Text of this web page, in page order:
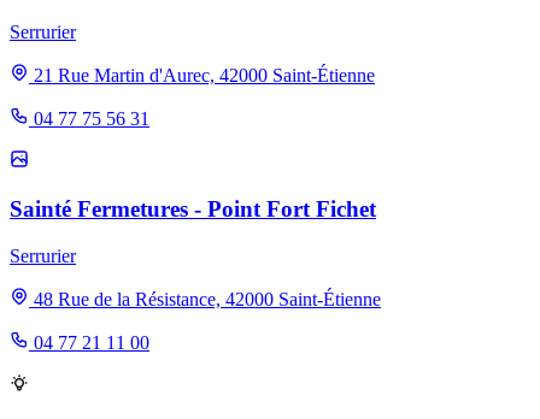
Serrurier
21 Rue Martin d'Aurec, 42000 Saint-Étienne
04 77 75 56 31
Sainté Fermetures - Point Fort Fichet
Serrurier
48 Rue de la Résistance, 42000 Saint-Étienne
04 77 21 11 00